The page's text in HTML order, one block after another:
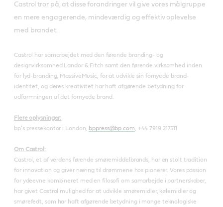
Castrol tror på, at disse forandringer vil give vores målgruppe
en mere engagerende, mindeværdig og effektiv oplevelse
med brandet.
Castrol har samarbejdet med den førende branding- og
designvirksomhed Landor & Fitch samt den førende virksomhed inden
for lyd-branding, MassiveMusic, for at udvikle sin fornyede brand-
identitet, og deres kreativitet har haft afgørende betydning for
udformningen af det fornyede brand.
Flere oplysninger:
bp's pressekontor i London,
bppress@bp.com , +44 7919 217511
Om Castrol:
Castrol, et af verdens førende smøremiddelbrands, har en stolt tradition
for innovation og giver næring til drømmene hos pionerer. Vores passion
for ydeevne kombineret med en filosofi om samarbejde i partnerskaber,
har givet Castrol mulighed for at udvikle smøremidler, kølemidler og
smørefedt, som har haft afgørende betydning i mange teknologiske